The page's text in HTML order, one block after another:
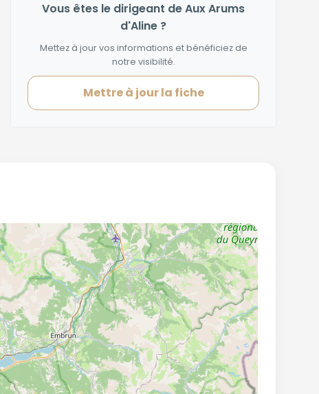
Vous êtes le dirigeant de Aux Arums
d'Aline ?
Mettez à jour vos informations et bénéficiez de
notre visibilité.
Mettre à jour la fiche